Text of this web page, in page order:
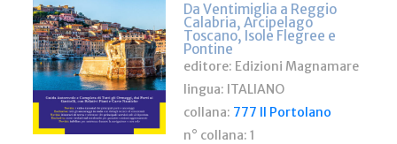
Da Ventimiglia a Reggio
Calabria, Arcipelago
Toscano, Isole Flegree e
Pontine
editore: Edizioni Magnamare
lingua: ITALIANO
collana: 777 Il Portolano
n° collana: 1